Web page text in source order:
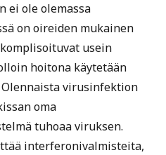
ei ole olemassa
on oireiden mukainen
usein
hoitona käytetään
virusinfektion
oma
tuhoaa viruksen.
interferonivalmisteita,